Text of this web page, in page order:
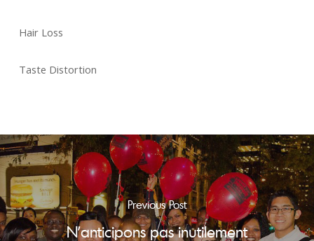
Hair Loss
Taste Distortion
Previous Post
N’anticipons pas inutilement